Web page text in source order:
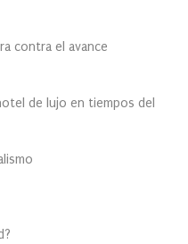
contra el avance
de lujo en tiempos del